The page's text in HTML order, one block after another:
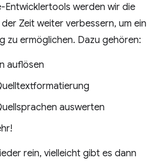
Entwicklertools werden wir die
Zeit weiter verbessern, um ein
zu ermöglichen. Dazu gehören:
auflösen
auswerten
rein, vielleicht gibt es dann